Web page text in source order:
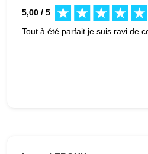
5,00 / 5
Tout à été parfait je suis ravi de